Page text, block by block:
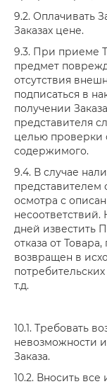
9.2. Оплачивать
Заказах цене.
9.3. При приеме
предмет
отсутствия
подписаться в
получении
представителя
целью проверки
содержимого.
9.4. В случае
представителем
осмотра с
несоответствий.
дней известить
отказа от
возвращен в
т.д.
10.1. Требовать
невозможности
Заказа.
10.2. Вносить